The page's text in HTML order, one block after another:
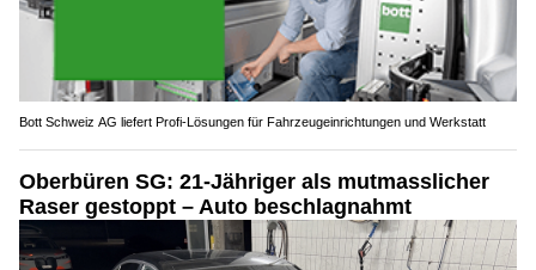
Bott Schweiz AG liefert Profi-Lösungen für Fahrzeugeinrichtungen und Werkstatt
Oberbüren SG: 21-Jähriger als mutmasslicher
Raser gestoppt – Auto beschlagnahmt